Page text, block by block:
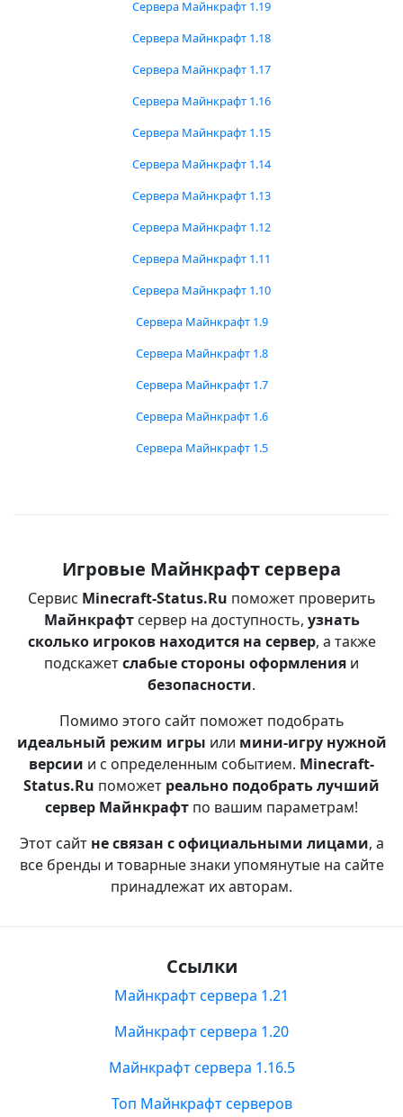
Сервера Майнкрафт 1.19
Сервера Майнкрафт 1.18
Сервера Майнкрафт 1.17
Сервера Майнкрафт 1.16
Сервера Майнкрафт 1.15
Сервера Майнкрафт 1.14
Сервера Майнкрафт 1.13
Сервера Майнкрафт 1.12
Сервера Майнкрафт 1.11
Сервера Майнкрафт 1.10
Сервера Майнкрафт 1.9
Сервера Майнкрафт 1.8
Сервера Майнкрафт 1.7
Сервера Майнкрафт 1.6
Сервера Майнкрафт 1.5
Игровые Майнкрафт сервера
Сервис Minecraft-Status.Ru поможет проверить
Майнкрафтсервер на доступность, узнать
сколько игроков находится на сервер, а также
подскажетслабые стороны оформления и
безопасности.
Помимо этого сайт поможет подобрать
идеальный режим игры или мини-игру нужной
версии и с определенным событием. Minecraft-
Status.Ru поможет реально подобрать лучший
сервер Майнкрафт по вашим параметрам!
Этот сайт не связан с официальными лицами, а
все бренды и товарные знаки упомянутые на сайте
принадлежат их авторам.
Ссылки
Майнкрафт сервера 1.21
Майнкрафт сервера 1.20
Майнкрафт сервера 1.16.5
Топ Майнкрафт серверов